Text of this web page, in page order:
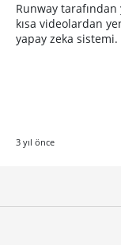
Runway tarafından
kısa videolardan
yapay zeka sistemi.
3 yıl önce